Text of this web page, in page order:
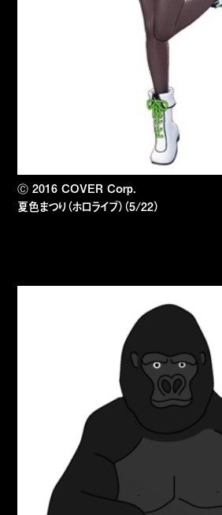
Ⓒ 2016 COVER Corp.
夏色まつり（ホロライブ）（5/22）